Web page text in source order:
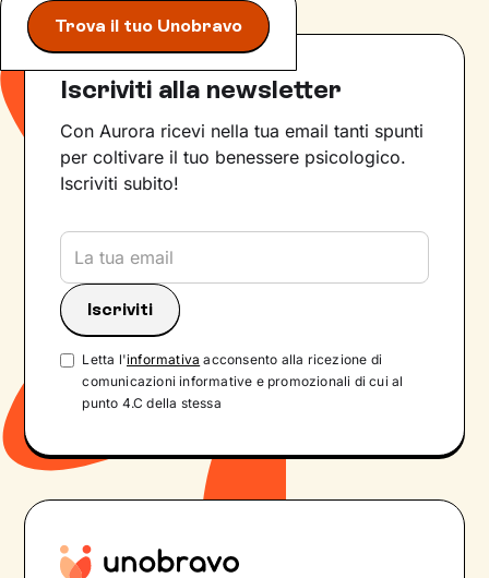
Trova il tuo Unobravo
Iscriviti alla newsletter
Con Aurora ricevi nella tua email tanti spunti
per coltivare il tuo benessere psicologico.
Iscriviti subito!
Letta l'informativa acconsento alla ricezione di
comunicazioni informative e promozionali di cui al
punto 4.C della stessa